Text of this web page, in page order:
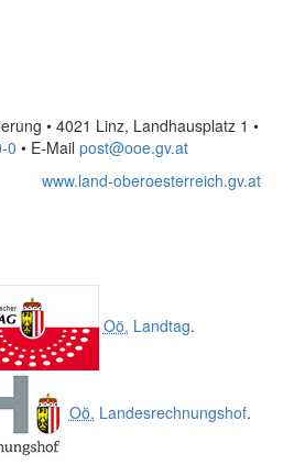
• 4021 Linz, Landhausplatz 1 •
0 • E-Mail post@ooe.gv.at
www.land-oberoesterreich.gv.at
Oö. Landtag.
Oö. Landesrechnungshof.